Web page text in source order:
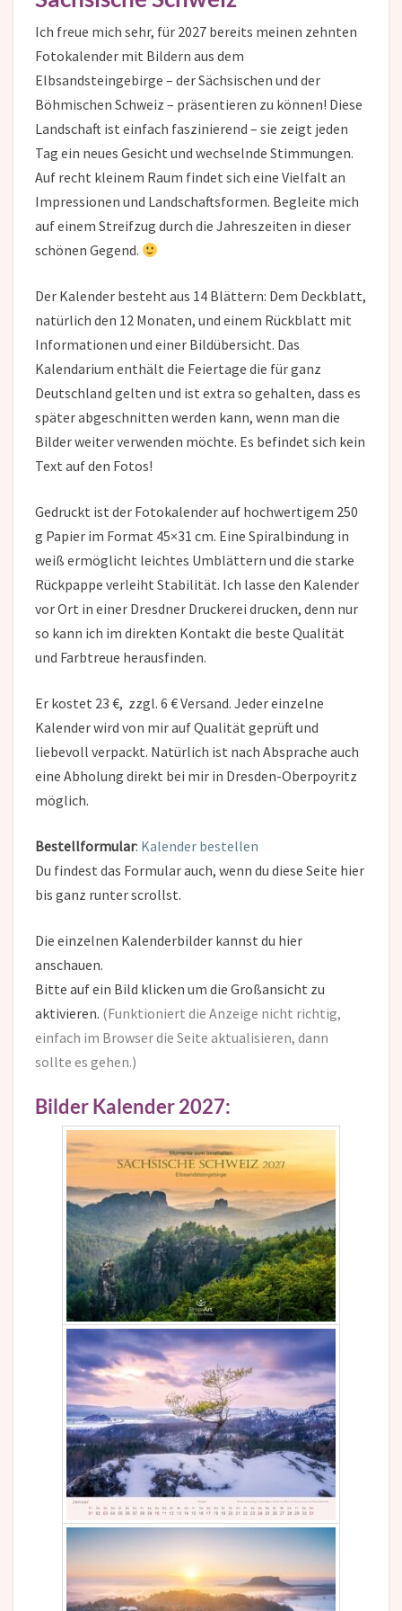
Ich freue mich sehr, für 2027 bereits meinen zehnten
Fotokalender mit Bildern aus dem
Elbsandsteingebirge – der Sächsischen und der
Böhmischen Schweiz – präsentieren zu können! Diese
Landschaft ist einfach faszinierend – sie zeigt jeden
Tag ein neues Gesicht und wechselnde Stimmungen.
Auf recht kleinem Raum findet sich eine Vielfalt an
Impressionen und Landschaftsformen. Begleite mich
auf einem Streifzug durch die Jahreszeiten in dieser
schönen Gegend.
Der Kalender besteht aus 14 Blättern: Dem Deckblatt,
natürlich den 12 Monaten, und einem Rückblatt mit
Informationen und einer Bildübersicht. Das
Kalendarium enthält die Feiertage die für ganz
Deutschland gelten und ist extra so gehalten, dass es
später abgeschnitten werden kann, wenn man die
Bilder weiter verwenden möchte. Es befindet sich kein
Text auf den Fotos!
Gedruckt ist der Fotokalender auf hochwertigem 250
g Papier im Format 45×31 cm. Eine Spiralbindung in
weiß ermöglicht leichtes Umblättern und die starke
Rückpappe verleiht Stabilität. Ich lasse den Kalender
vor Ort in einer Dresdner Druckerei drucken, denn nur
so kann ich im direkten Kontakt die beste Qualität
und Farbtreue herausfinden.
Er kostet 23 €, zzgl. 6 € Versand. Jeder einzelne
Kalender wird von mir auf Qualität geprüft und
liebevoll verpackt. Natürlich ist nach Absprache auch
eine Abholung direkt bei mir in Dresden-Oberpoyritz
möglich.
Bestellformular: Kalender bestellen
Du findest das Formular auch, wenn du diese Seite hier
bis ganz runter scrollst.
Die einzelnen Kalenderbilder kannst du hier
anschauen.
Bitte auf ein Bild klicken um die Großansicht zu
aktivieren. (Funktioniert die Anzeige nicht richtig,
einfach im Browser die Seite aktualisieren, dann
sollte es gehen.)
Bilder Kalender 2027: